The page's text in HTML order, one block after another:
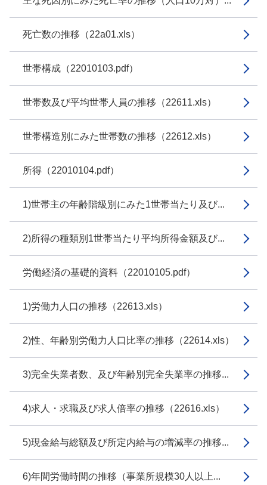
死亡数の推移（22a01.xls）
世帯構成（22010103.pdf）
世帯数及び平均世帯人員の推移（22611.xls）
世帯構造別にみた世帯数の推移（22612.xls）
所得（22010104.pdf）
1)世帯主の年齢階級別にみた1世帯当たり及び...
2)所得の種類別1世帯当たり平均所得金額及び...
労働経済の基礎的資料（22010105.pdf）
1)労働力人口の推移（22613.xls）
2)性、年齢別労働力人口比率の推移（22614.xls）
3)完全失業者数、及び年齢別完全失業率の推移...
4)求人・求職及び求人倍率の推移（22616.xls）
5)現金給与総額及び所定内給与の増減率の推移...
6)年間労働時間の推移（事業所規模30人以上...